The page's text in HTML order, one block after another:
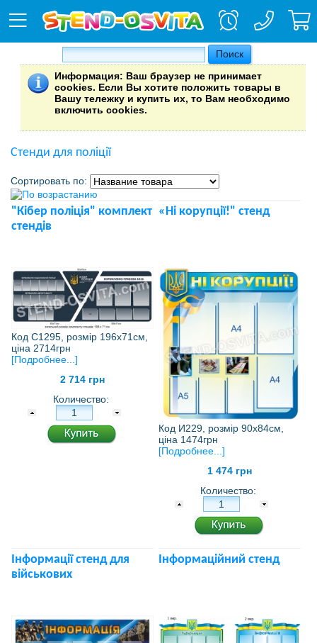
Информация: Ваш браузер не принимает
cookies. Если Вы хотите положить товары в
Вашу тележку и купить их, то Вам необходимо
включить cookies.
Стенди для поліції
Сортировать по:
"Кібер поліція" комплект
стендів
Код С1295, розмір 196х71см,
ціна 2714грн
[Подробнее...]
2 714 грн
Количество:
«Ні корупції!" стенд
Код И229, розмір 90х84см,
ціна 1474грн
[Подробнее...]
1 474 грн
Количество:
Інформації стенд для
військових
Інформаційний стенд